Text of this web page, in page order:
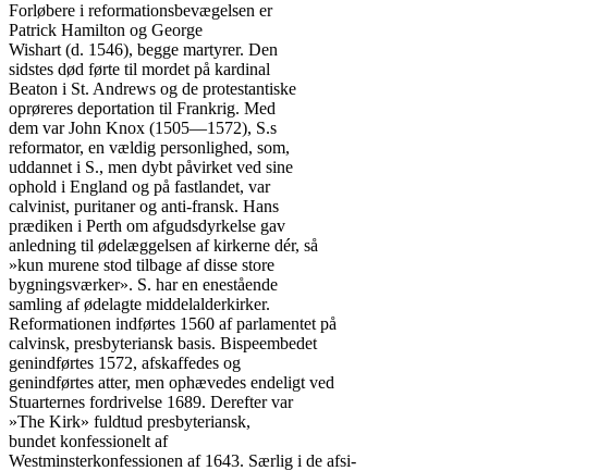
Forløbere i reformationsbevægelsen er
Patrick Hamilton og George
Wishart (d. 1546), begge martyrer. Den
sidstes død førte til mordet på kardinal
Beaton i St. Andrews og de protestantiske
oprøreres deportation til Frankrig. Med
dem var John Knox (1505—1572), S.s
reformator, en vældig personlighed, som,
uddannet i S., men dybt påvirket ved sine
ophold i England og på fastlandet, var
calvinist, puritaner og anti-fransk. Hans
prædiken i Perth om afgudsdyrkelse gav
anledning til ødelæggelsen af kirkerne dér, så
»kun murene stod tilbage af disse store
bygningsværker». S. har en enestående
samling af ødelagte middelalderkirker.
Reformationen indførtes 1560 af parlamentet på
calvinsk, presbyteriansk basis. Bispeembedet
genindførtes 1572, afskaffedes og
genindførtes atter, men ophævedes endeligt ved
Stuarternes fordrivelse 1689. Derefter var
»The Kirk» fuldtud presbyteriansk,
bundet konfessionelt af
Westminsterkonfessionen af 1643. Særlig i de afsi-